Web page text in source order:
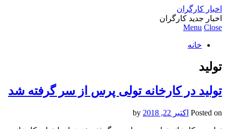
اخبار کارگران
اخبار جدید کارگران
Menu Close
خانه
تولید
تولید در کارخانه تولی پرس از سر گرفته شد
Posted on اکتبر 22, 2018